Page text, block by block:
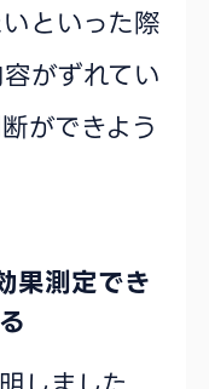
といった際
がずれてい
ができよう
果測定でき